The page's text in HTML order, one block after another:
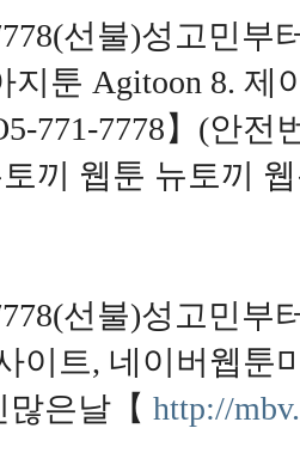
선불)성고민부
지툰 Agitoon 8. 제
771-7778】(안전
토끼 웹툰 뉴토끼
선불)성고민부
이트, 네이버웹툰
많은날【 http://